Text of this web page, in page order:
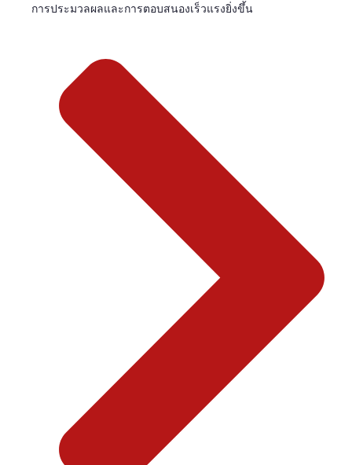
การประมวลผลและการตอบสนองเร็วแรงยิ่งขึ้น